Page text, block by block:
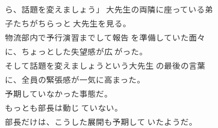
ら、話題を変えましょう」 大先生の両隣に座っている弟
子たちがちらっと 大先生を見る。
物流部内で予行演習までして報告 を準備していた面々
に、ちょっとした失望感が広 がった。
そして話題を変えましょうという大先生 の最後の言葉
に、全員の緊張感が一気に高まった。
予期していなかった事態だ。
もっとも部長は動じ ていない。
部長だけは、こうした展開も予期して いたようだ。